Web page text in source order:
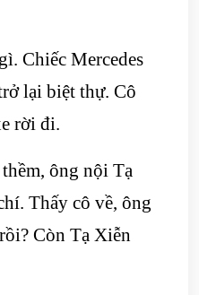
Chiếc Mercedes
lại biệt thự. Cô
rời đi.
ông nội Tạ
Thấy cô về, ông
Còn Tạ Xiễn